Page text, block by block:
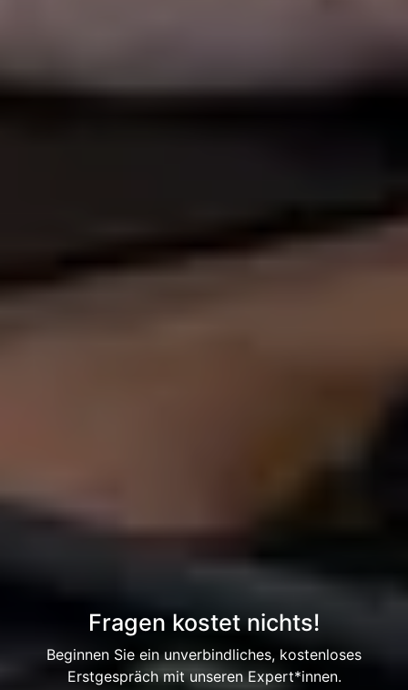
Fragen kostet nichts!
Beginnen Sie ein unverbindliches, kostenloses
Erstgespräch mit unseren Expert*innen.